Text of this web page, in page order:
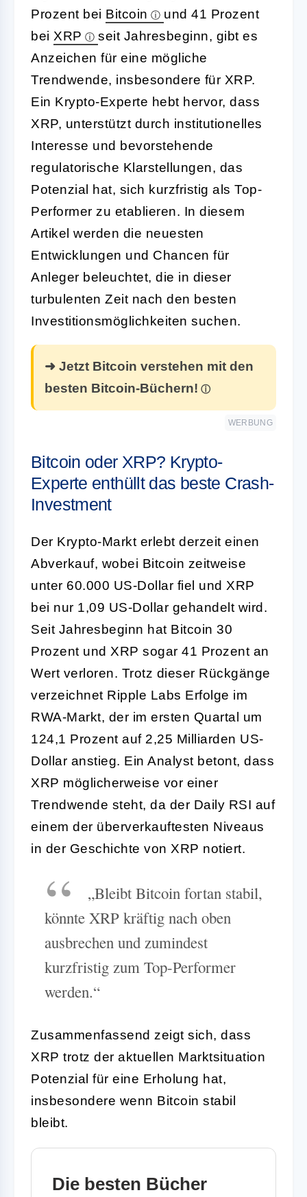
Prozent bei Bitcoin
und 41 Prozent
bei XRP
seit Jahresbeginn, gibt es
Anzeichen für eine mögliche
Trendwende, insbesondere für XRP.
Ein Krypto-Experte hebt hervor, dass
XRP, unterstützt durch institutionelles
Interesse und bevorstehende
regulatorische Klarstellungen, das
Potenzial hat, sich kurzfristig als Top-
Performer zu etablieren. In diesem
Artikel werden die neuesten
Entwicklungen und Chancen für
Anleger beleuchtet, die in dieser
turbulenten Zeit nach den besten
Investitionsmöglichkeiten suchen.
➜ Jetzt Bitcoin verstehen mit den
besten Bitcoin-Büchern!
WERBUNG
Bitcoin oder XRP? Krypto-
Experte enthüllt das beste Crash-
Investment
Der Krypto-Markt erlebt derzeit einen
Abverkauf, wobei Bitcoin zeitweise
unter 60.000 US-Dollar fiel und XRP
bei nur 1,09 US-Dollar gehandelt wird.
Seit Jahresbeginn hat Bitcoin 30
Prozent und XRP sogar 41 Prozent an
Wert verloren. Trotz dieser Rückgänge
verzeichnet Ripple Labs Erfolge im
RWA-Markt, der im ersten Quartal um
124,1 Prozent auf 2,25 Milliarden US-
Dollar anstieg. Ein Analyst betont, dass
XRP möglicherweise vor einer
Trendwende steht, da der Daily RSI auf
einem der überverkauftesten Niveaus
in der Geschichte von XRP notiert.
„Bleibt Bitcoin fortan stabil,
könnte XRP kräftig nach oben
ausbrechen und zumindest
kurzfristig zum Top-Performer
werden.“
Zusammenfassend zeigt sich, dass
XRP trotz der aktuellen Marktsituation
Potenzial für eine Erholung hat,
insbesondere wenn Bitcoin stabil
bleibt.
Die besten Bücher